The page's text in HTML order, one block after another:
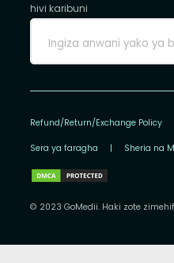
hivi karibuni
Refund/Return/Exchange Policy
Sera ya faragha | Sheria na
© 2023 GoMedii. Haki zote